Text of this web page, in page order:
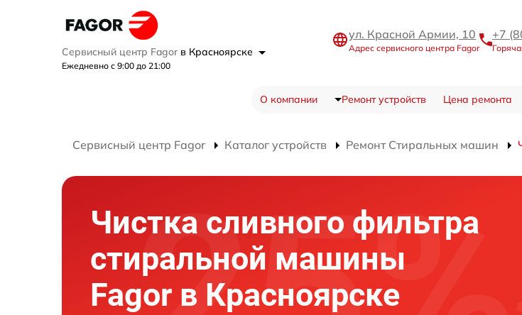
Сервисный центр Fagor в Красноярске
Ежедневно с 9:00 до 21:00
ул. Красной Армии, 10
Адрес сервисного центра Fagor
+7
О компании Ремонт устройств Цена ремонта
Сервисный центр Fagor Каталог устройств Ремонт Стиральных машин
Чистка сливного фильтра
стиральной машины
Fagor в Красноярске